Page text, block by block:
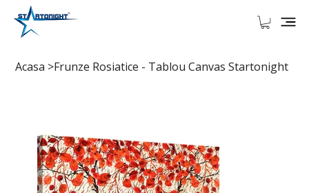
Acasa >Frunze Rosiatice - Tablou Canvas Startonight